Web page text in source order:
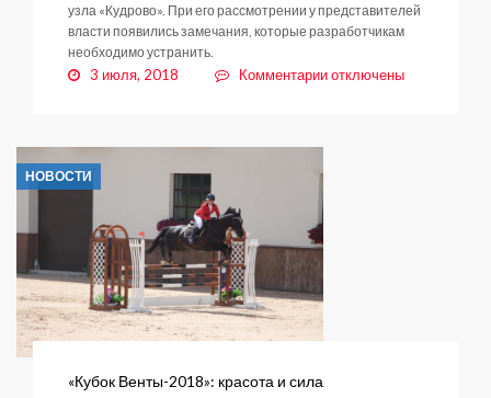
узла «Кудрово». При его рассмотрении у представителей
власти появились замечания, которые разработчикам
необходимо устранить.
3 июля, 2018 Комментариикотключены
НОВОСТИ
«Кубок Венты-2018»: красота и сила